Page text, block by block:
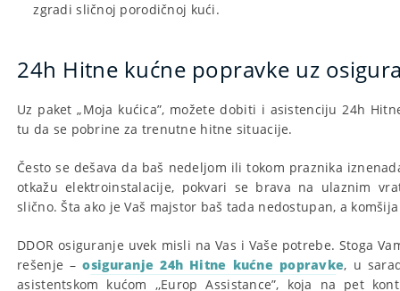
zgradi sličnoj porodičnoj kući.
24h Hitne kućne popravke uz
Uz paket „Moja kućica”, možete dobiti i asistenciju 24h
tu da se pobrine za trenutne hitne situacije.
Često se dešava da baš nedeljom ili tokom praznika
otkažu elektroinstalacije, pokvari se brava na ulaznim
slično. Šta ako je Vaš majstor baš tada nedostupan, a
DDOR osiguranje uvek misli na Vas i Vaše potrebe. Stoga
rešenje –osiguranje 24h Hitne kućne popravke, u
asistentskom kućom ‚‚Europ Assistance”, koja na pet